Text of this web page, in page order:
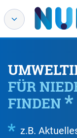
FÜR
FINDEN
z.B.